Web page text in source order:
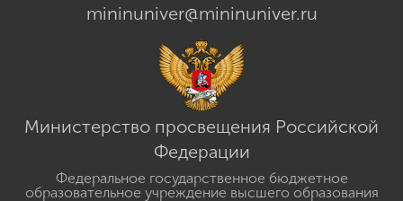
mininuniver@mininuniver.ru
Министерство просвещения Российской
Федерации
Федеральное государственное бюджетное
образовательное учреждение высшего образования